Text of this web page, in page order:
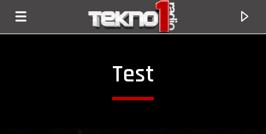
Test